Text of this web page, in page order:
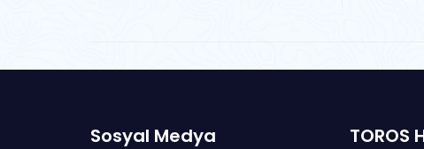
Sosyal Medya TOROS